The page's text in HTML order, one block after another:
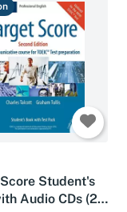
Student's
Audio CDs (2),